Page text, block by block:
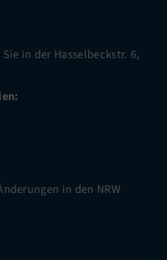
in der Hasselbeckstr. 6,
in den NRW